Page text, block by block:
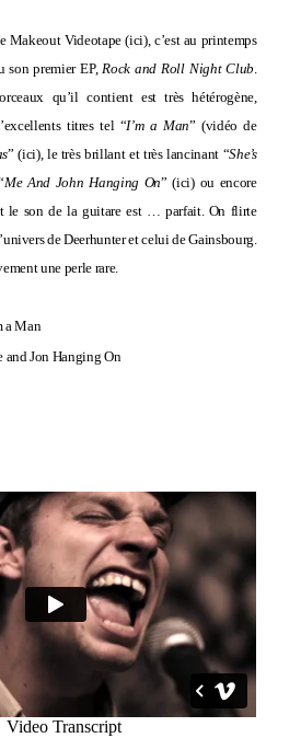
Makeout Videotape (ici), c’est au printemps
son premier EP,Rock and Roll Night Club.
qu’il contient est très hétérogène,
titres tel “I’m a Man” (vidéo de
” (ici), le très brillant et très lancinant “She’s
Me And John Hanging On” (ici) ou encore
le son de la guitare est … parfait. On flirte
de Deerhunter et celui de Gainsbourg.
une perle rare.
a Man
Jon Hanging On